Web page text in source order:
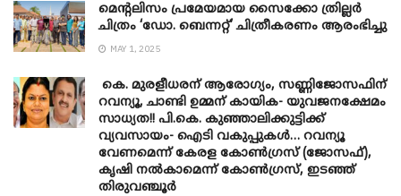
മെന്‍റലിസം പ്രമേയമായ സൈക്കോ ത്രില്ലർ
ചിത്രം ‘ഡോ. ബെന്നറ്റ്’ ചിത്രീകരണം ആരംഭിച്ചു
MAY 1, 2025
കെ. മുരളീധരന് ആരോഗ്യം, സണ്ണിജോസഫിന്
റവന്യൂ, ചാണ്ടി ഉമ്മന് കായിക- യുവജനക്ഷേമം
സാധ്യത!! പി.കെ. കുഞ്ഞാലിക്കുട്ടിക്ക്
വ്യവസായം- ഐടി വകുപ്പുകൾ… റവന്യൂ
വേണമെന്ന് കേരള കോൺഗ്രസ് (ജോസഫ്),
കൃഷി നൽകാമെന്ന് കോൺഗ്രസ്, ഇടഞ്ഞ്
തിരുവഞ്ചൂർ